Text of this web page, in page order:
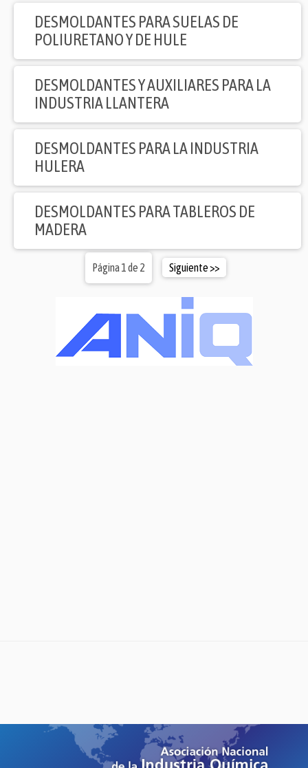
DESMOLDANTES PARA SUELAS DE
POLIURETANO Y DE HULE
DESMOLDANTES Y AUXILIARES PARA LA
INDUSTRIA LLANTERA
DESMOLDANTES PARA LA INDUSTRIA
HULERA
DESMOLDANTES PARA TABLEROS DE
MADERA
Página 1 de 2 Siguiente >>